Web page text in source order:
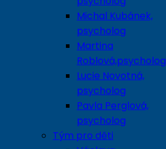
Michal Kubánek,
psycholog
Martina
Roblová,psycholog
Lucie Novotná,
psycholog
Pavla Perglová,
psycholog
Tým pro děti